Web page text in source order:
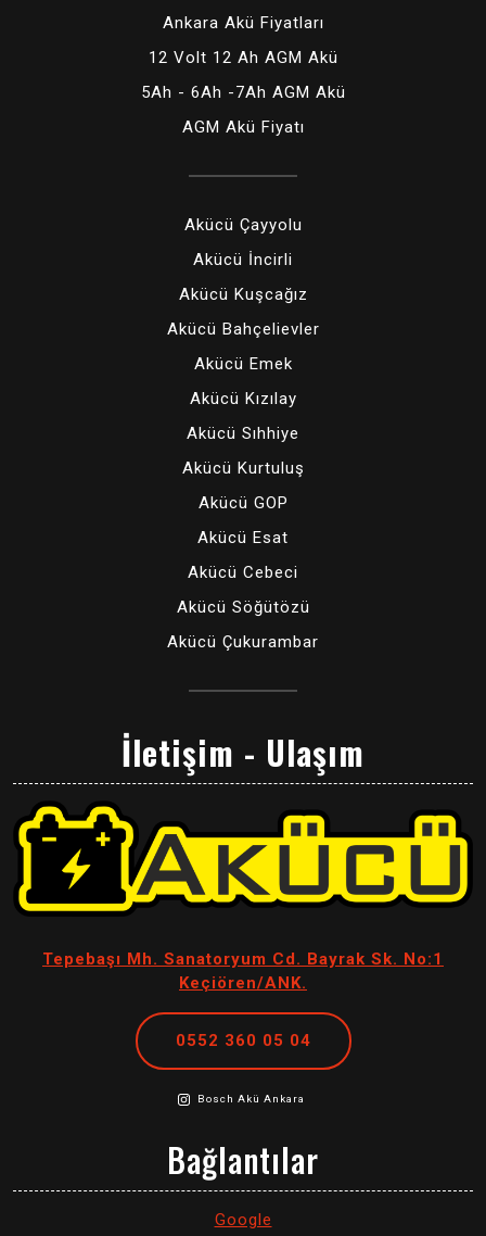
Ankara Akü Fiyatları
12 Volt 12 Ah AGM Akü
5Ah - 6Ah -7Ah AGM Akü
AGM Akü Fiyatı
Akücü Çayyolu
Akücü İncirli
Akücü Kuşcağız
Akücü Bahçelievler
Akücü Emek
Akücü Kızılay
Akücü Sıhhiye
Akücü Kurtuluş
Akücü GOP
Akücü Esat
Akücü Cebeci
Akücü Söğütözü
Akücü Çukurambar
İletişim - Ulaşım
Tepebaşı Mh. Sanatoryum Cd. Bayrak Sk. No:1
Keçiören/ANK.
0552 360 05 04
Bosch Akü Ankara
Bağlantılar
Google